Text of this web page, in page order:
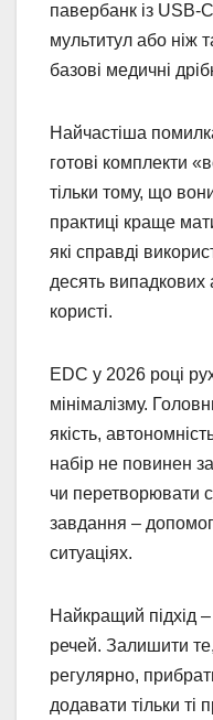
павербанк із USB-
мультитул або ніж
базові медичні
Найчастіша
готові комплекти
тільки тому, що
практиці краще
які справді
десять випадкових
користі.
EDC у 2026 році
мінімалізму.
якість,
набір не повинен
чи перетворювати
завдання –
ситуаціях.
Найкращий підхід
речей. Залишити
регулярно,
додавати тільки ті